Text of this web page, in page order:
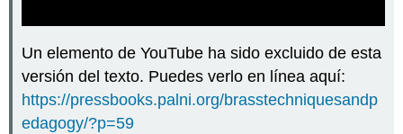
Un elemento de YouTube ha sido excluido de esta
versión del texto. Puedes verlo en línea aquí:
https://pressbooks.palni.org/brasstechniquesandp
edagogy/?p=59